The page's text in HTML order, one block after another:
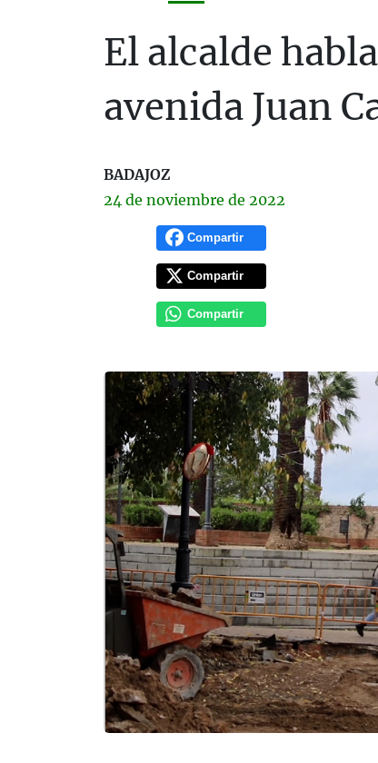
El alcalde
avenida Juan
BADAJOZ
24 de noviembre de 2022
Compartir
Compartir
Compartir